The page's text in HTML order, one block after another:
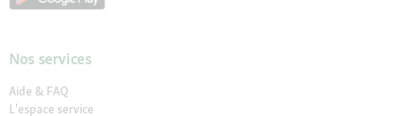
Nos services
Aide & FAQ
L'espace service